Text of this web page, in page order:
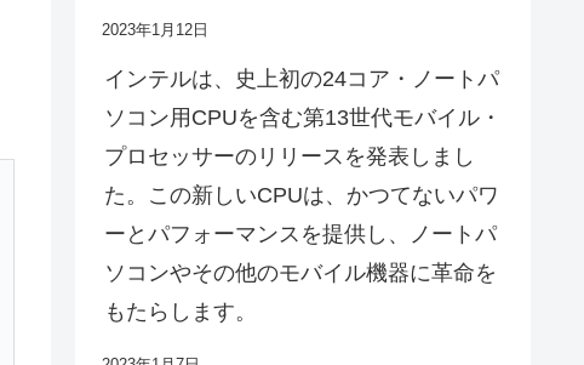
2023年1月12日
インテルは、史上初の24コア・ノートパ
ソコン用CPUを含む第13世代モバイル・
プロセッサーのリリースを発表しまし
た。この新しいCPUは、かつてないパワ
ーとパフォーマンスを提供し、ノートパ
ソコンやその他のモバイル機器に革命を
もたらします。